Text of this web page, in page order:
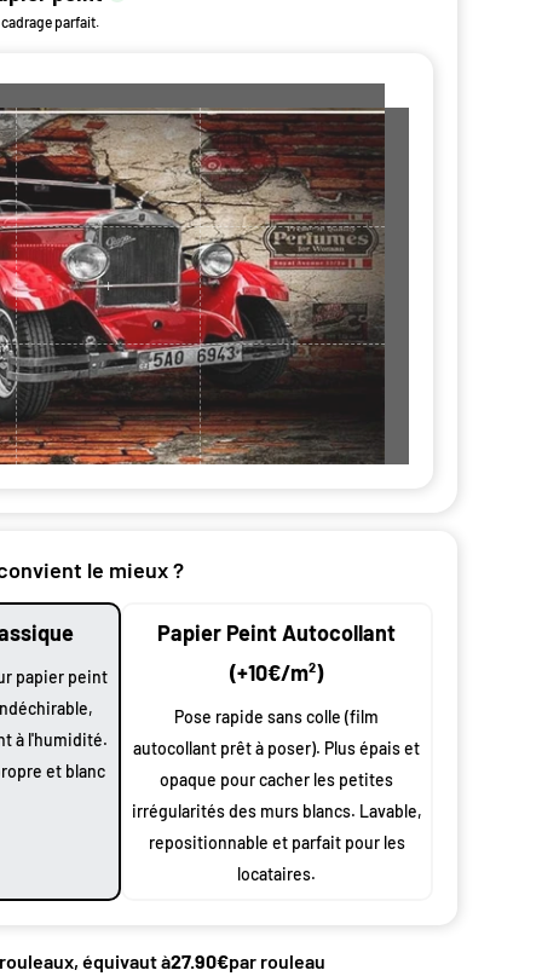
parfait.
le mieux ?
papier peint
à l'humidité.
et blanc
Papier Peint Autocollant
(+10€/m²)
Pose rapide sans colle (film
autocollant prêt à poser). Plus épais et
opaque pour cacher les petites
irrégularités des murs blancs. Lavable,
repositionnable et parfait pour les
locataires.
équivaut à27.90€par rouleau
par
à vos